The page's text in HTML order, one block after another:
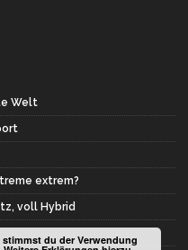
Welt
extrem?
voll Hybrid
du der Verwendung